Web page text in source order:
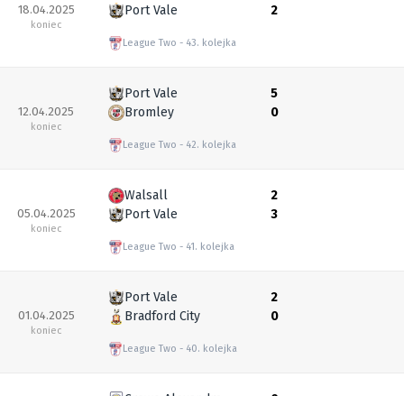
18.04.2025
koniec
Port Vale
League Two 43. kolejka
2
12.04.2025
koniec
Port Vale
Bromley
League Two 42. kolejka
5
0
05.04.2025
koniec
Walsall
Port Vale
League Two 41. kolejka
2
3
01.04.2025
koniec
Port Vale
Bradford City
League Two 40. kolejka
2
0